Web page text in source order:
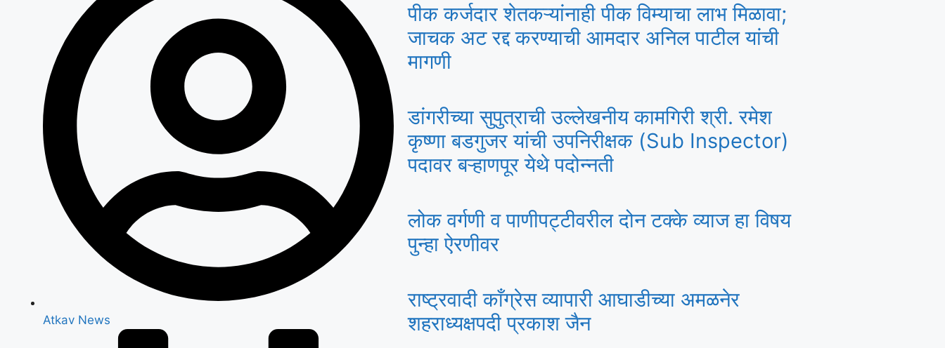
Atkav News
पीक कर्जदार शेतकऱ्यांनाही पीक विम्याचा लाभ मिळावा;
जाचक अट रद्द करण्याची आमदार अनिल पाटील यांची
मागणी
डांगरीच्या सुपुत्राची उल्लेखनीय कामगिरी श्री. रमेश
कृष्णा बडगुजर यांची उपनिरीक्षक (Sub Inspector)
पदावर बऱ्हाणपूर येथे पदोन्नती
लोक वर्गणी व पाणीपट्टीवरील दोन टक्के व्याज हा विषय
पुन्हा ऐरणीवर
राष्ट्रवादी काँग्रेस व्यापारी आघाडीच्या अमळनेर
शहराध्यक्षपदी प्रकाश जैन